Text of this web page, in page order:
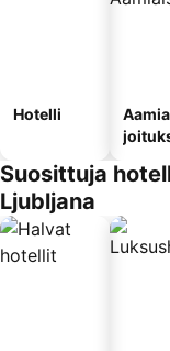
Hotelli
Suosittuja
Ljubljana